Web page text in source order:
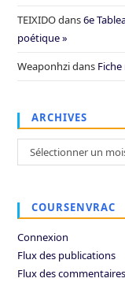
TEIXIDOdans6e
poétique »
Weaponhzidans
ARCHIVES
Archives
Sélectionner un
COURSENVRAC
Connexion
Flux des publications
Flux des commentaires